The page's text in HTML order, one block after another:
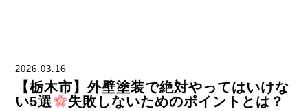
2026.03.16
【栃木市】外壁塗装で絶対やってはいけな
い5選
失敗しないためのポイントとは？